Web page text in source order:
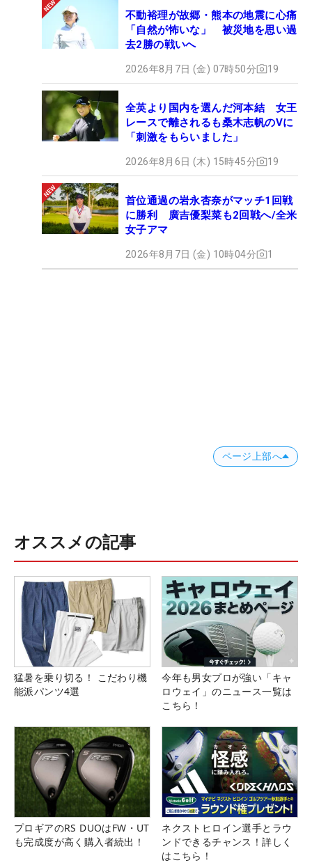
不動裕理が故郷・熊本の地震に心痛
「自然が怖いな」 被災地を思い過
去2勝の戦いへ
2026年8月7日 (金) 07時50分 19
全英より国内を選んだ河本結 女王
レースで離されるも桑木志帆のVに
「刺激をもらいました」
2026年8月6日 (木) 15時45分 19
首位通過の岩永杏奈がマッチ1回戦
に勝利 廣吉優梨菜も2回戦へ/全米
女子アマ
2026年8月7日 (金) 10時04分 1
ページ上部へ
オススメの記事
猛暑を乗り切る！ こだわり機
能派パンツ4選
今年も男女プロが強い「キャ
ロウェイ」のニュース一覧は
こちら！
プロギアのRS DUOはFW・UT
も完成度が高く購入者続出！
ネクストヒロイン選手とラウ
ンドできるチャンス！詳しく
はこちら！